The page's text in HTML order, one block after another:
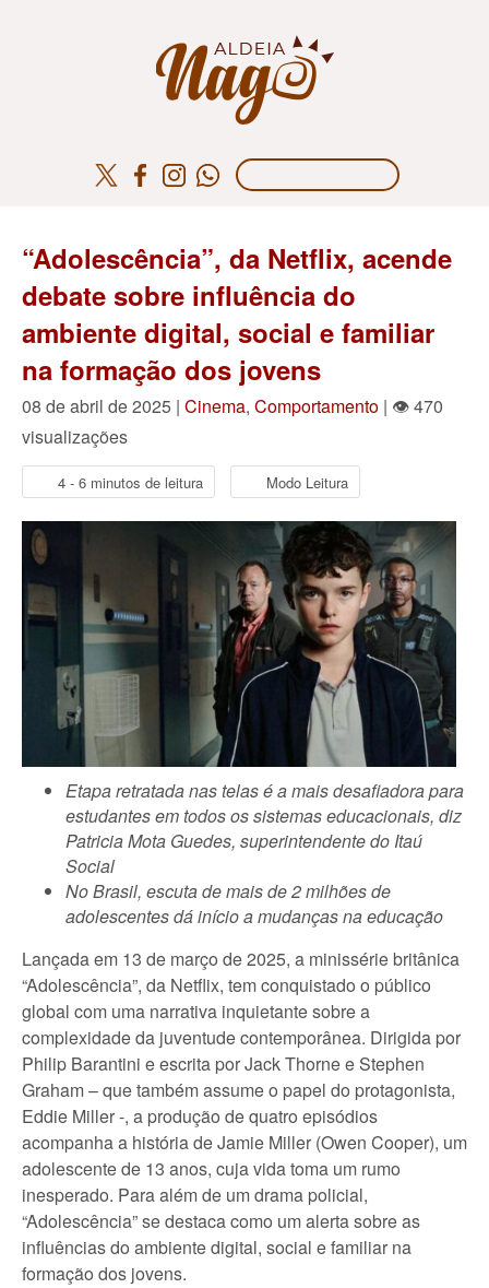
“Adolescência”, da Netflix, acende
debate sobre influência do
ambiente digital, social e familiar
na formação dos jovens
08 de abril de 2025 | Cinema, Comportamento | 👁 470
visualizações
4 - 6 minutos de leitura Modo Leitura
Etapa retratada nas telas é a mais desafiadora para
estudantes em todos os sistemas educacionais, diz
Patricia Mota Guedes, superintendente do Itaú
Social
No Brasil, escuta de mais de 2 milhões de
adolescentes dá início a mudanças na educação
Lançada em 13 de março de 2025, a minissérie britânica
“Adolescência”, da Netflix, tem conquistado o público
global com uma narrativa inquietante sobre a
complexidade da juventude contemporânea. Dirigida por
Philip Barantini e escrita por Jack Thorne e Stephen
Graham – que também assume o papel do protagonista,
Eddie Miller -, a produção de quatro episódios
acompanha a história de Jamie Miller (Owen Cooper), um
adolescente de 13 anos, cuja vida toma um rumo
inesperado. Para além de um drama policial,
“Adolescência” se destaca como um alerta sobre as
influências do ambiente digital, social e familiar na
formação dos jovens.